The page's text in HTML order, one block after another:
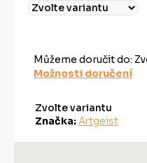
Můžeme doručit do:
Možnosti doručení
Zvolte variantu
Značka: Artgeist